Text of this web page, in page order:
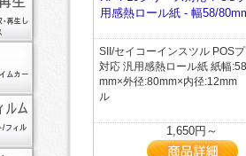
用感熱ロール紙 - 幅58/
SII/セイコーインスツル POS
対応 汎用感熱ロール紙 紙幅
mm×外径:80mm×内径:12mm
ル
1,650円～